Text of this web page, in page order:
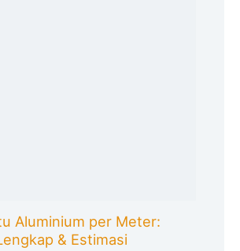
Aluminium per Meter:
& Estimasi